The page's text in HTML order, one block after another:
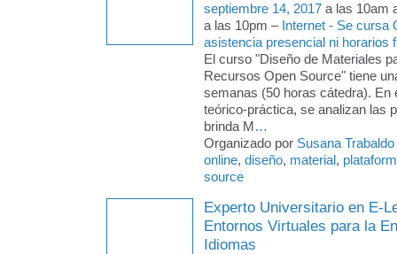
septiembre 14, 2017 a las 10am
a las 10pm – Internet - Se cursa
asistencia presencial ni horarios
El curso "Diseño de Materiales
Recursos Open Source" tiene
semanas (50 horas cátedra). En
teórico-práctica, se analizan las
brinda M…
Organizado por Susana Trabaldo
online, diseño, material,
source
Experto Universitario en E-
Entornos Virtuales para la
Idiomas